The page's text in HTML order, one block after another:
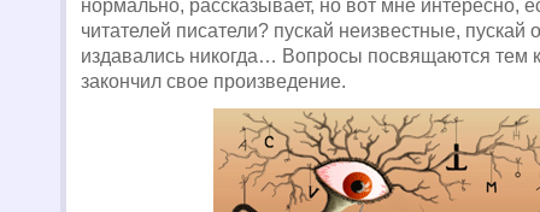
нормально, рассказывает, но вот мне интересно,
читателей писатели? пускай неизвестные, пускай
издавались никогда… Вопросы посвящаются тем
закончил свое произведение.